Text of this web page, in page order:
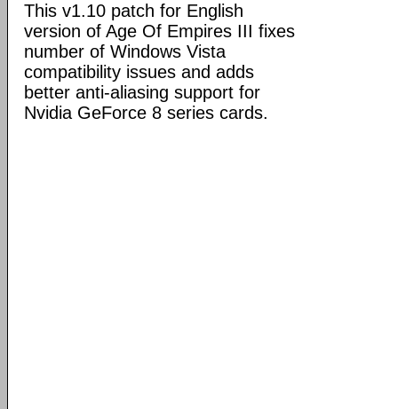
This v1.10 patch for English
version of Age Of Empires III fixes
number of Windows Vista
compatibility issues and adds
better anti-aliasing support for
Nvidia GeForce 8 series cards.